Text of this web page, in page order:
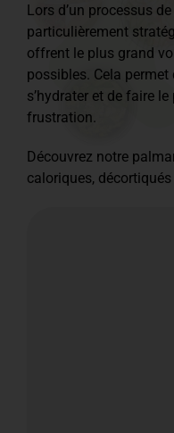
Lors d’un processus
particulièrement
offrent le plus grand
possibles. Cela permet
s’hydrater et de faire
frustration.
Découvrez notre
caloriques,